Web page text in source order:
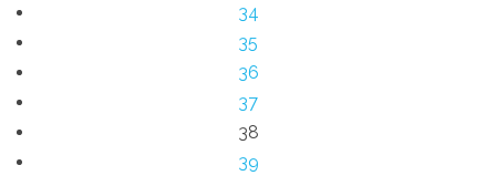
34
35
36
37
38
39